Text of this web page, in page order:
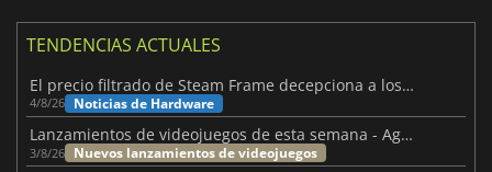
TENDENCIAS ACTUALES
El precio filtrado de Steam Frame decepciona a los usuarios
4/8/26 Noticias de Hardware
Lanzamientos de videojuegos de esta semana - Agosto de 2026 (semana 32)
3/8/26 Nuevos lanzamientos de videojuegos